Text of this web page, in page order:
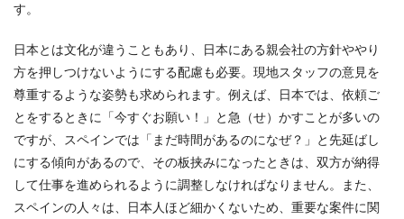
す。
日本とは文化が違うこともあり、日本にある親会社の方針ややり
方を押しつけないようにする配慮も必要。現地スタッフの意見を
尊重するような姿勢も求められます。例えば、日本では、依頼ご
とをするときに「今すぐお願い！」と急（せ）かすことが多いの
ですが、スペインでは「まだ時間があるのになぜ？」と先延ばし
にする傾向があるので、その板挟みになったときは、双方が納得
して仕事を進められるように調整しなければなりません。また、
スペインの人々は、日本人ほど細かくないため、重要な案件に関